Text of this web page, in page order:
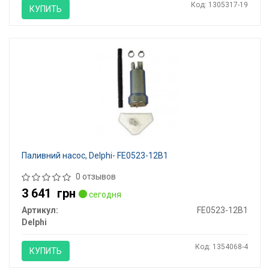
КУПИТЬ Код: 1305317-19
Паливний насос, Delphi- FE0523-12B1
0 отзывов
3 641 грн
сегодня
Артикул:
FE0523-12B1
Delphi
КУПИТЬ Код: 1354068-4